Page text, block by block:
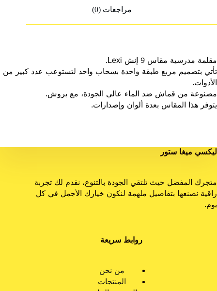
مراجعات (0)
مقلمة مدرسية مقاس 9 إنش Lexi.
تأتي بتصميم مربع طبقة واحدة بسحاب واحد لتستوعب عدد كبير من
الأدوات.
مصنوعة من قماش ضد الماء عالي الجودة، مع بروش.
يتوفر هذا المقاس بعدة ألوان وإصدارات.
ليكسي ميغا ستور
متجرك المفضل حيث تلتقي الجودة بالتنوع، نقدم لك تجربة
راقية نصنعها بتفاصيل ملهمة لنكون خيارك الأجمل في كل
يوم.
روابط سريعة
من نحن
المنتجات